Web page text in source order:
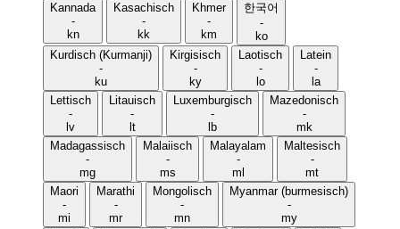
Kannada
-
kn
Kasachisch
-
kk
Khmer
-
km
한국어
-
ko
Kurdisch (Kurmanji)
-
ku
Kirgisisch
-
ky
Laotisch
-
lo
Latein
-
la
Lettisch
-
lv
Litauisch
-
lt
Luxemburgisch
-
lb
Mazedonisch
-
mk
Madagassisch
-
mg
Malaiisch
-
ms
Malayalam
-
ml
Maltesisch
-
mt
Maori
-
mi
Marathi
-
mr
Mongolisch
-
mn
Myanmar (burmesisch)
-
my